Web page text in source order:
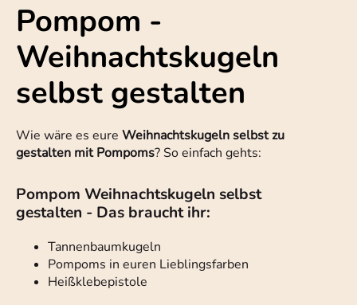
Pompom -
Weihnachtskugeln
selbst gestalten
Wie wäre es eure Weihnachtskugeln selbst zu
gestalten mit Pompoms? So einfach gehts:
Pompom Weihnachtskugeln selbst
gestalten - Das braucht ihr:
Tannenbaumkugeln
Pompoms in euren Lieblingsfarben
Heißklebepistole